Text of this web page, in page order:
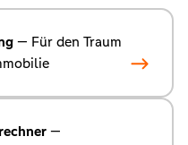
— Für den Traum
—